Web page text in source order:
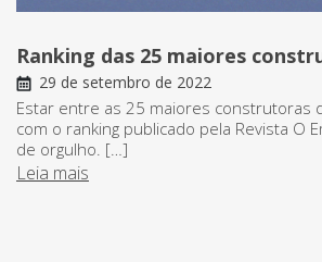
Ranking das 25 maiores
29 de setembro de 2022
Estar entre as 25 maiores construtoras
com o ranking publicado pela Revista O
de orgulho. […]
Leia mais